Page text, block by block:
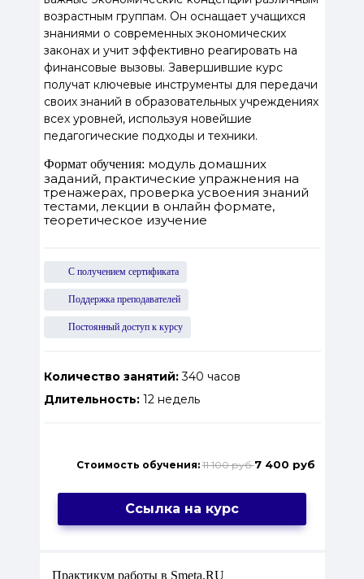
возрастным группам. Он оснащает учащихся
знаниями о современных экономических
законах и учит эффективно реагировать на
финансовые вызовы. Завершившие курс
получат ключевые инструменты для передачи
своих знаний в образовательных учреждениях
всех уровней, используя новейшие
педагогические подходы и техники.
Формат обучения: модуль домашних
заданий, практические упражнения на
тренажерах, проверка усвоения знаний
тестами, лекции в онлайн формате,
теоретическое изучение
С получением сертификата
Поддержка преподавателей
Постоянный доступ к курсу
Количество занятий:340 часов
Длительность:12 недель
Стоимость обучения: 11 100 руб7 400 руб
Ссылка на курс
Практикум работы в Smeta.RU